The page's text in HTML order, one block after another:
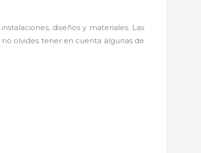
diseños y materiales. Las
olvides tener en cuenta algunas de